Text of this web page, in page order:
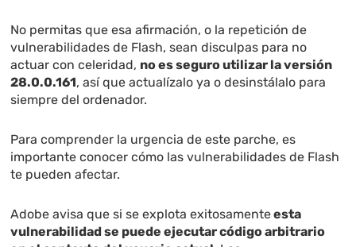
No permitas que esa afirmación, o la repetición de
vulnerabilidades de Flash, sean disculpas para no
actuar con celeridad, no es seguro utilizar la versión
28.0.0.161, así que actualízalo ya o desinstálalo para
siempre del ordenador.
Para comprender la urgencia de este parche, es
importante conocer cómo las vulnerabilidades de Flash
te pueden afectar.
Adobe avisa que si se explota exitosamenteesta
vulnerabilidad se puede ejecutar código arbitrario